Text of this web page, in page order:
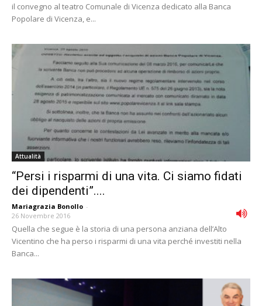
il convegno al teatro Comunale di Vicenza dedicato alla Banca
Popolare di Vicenza, e...
Attualità
“Persi i risparmi di una vita. Ci siamo fidati
dei dipendenti”....
Mariagrazia Bonollo -
26 Novembre 2016
Quella che segue è la storia di una persona anziana dell’Alto
Vicentino che ha perso i risparmi di una vita perché investiti nella
Banca...